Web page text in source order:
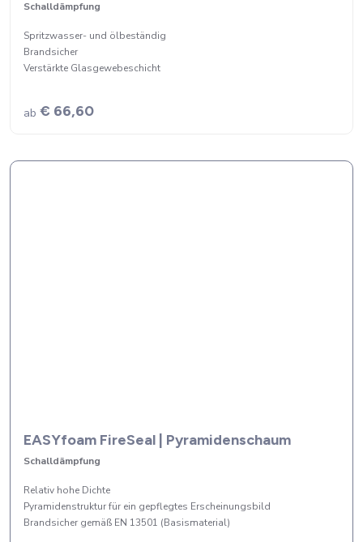
Schalldämpfung
Spritzwasser- und ölbeständig
Brandsicher
Verstärkte Glasgewebeschicht
ab € 66,60
EASYfoam FireSeal | Pyramidenschaum
Schalldämpfung
Relativ hohe Dichte
Pyramidenstruktur für ein gepflegtes Erscheinungsbild
Brandsicher gemäß EN 13501 (Basismaterial)